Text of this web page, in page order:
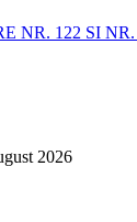
NR. 122 SI
2026